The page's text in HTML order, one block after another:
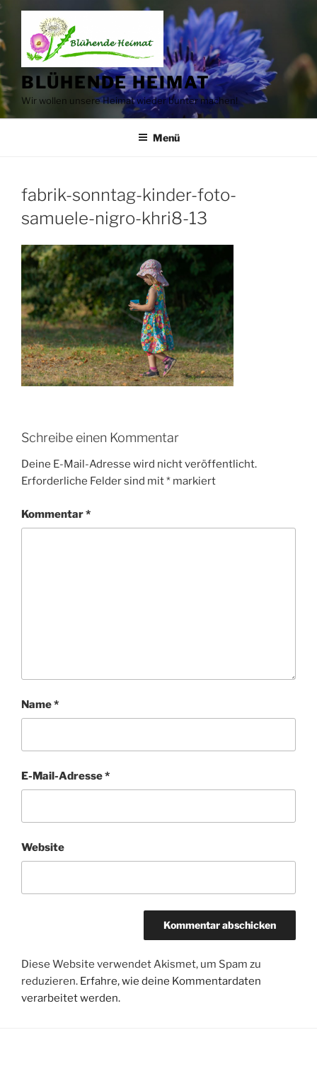
Zum
Inhalt
springen
BLÜHENDE HEIMAT
Wir wollen unsere Heimat wieder bunter machen!
Menü
fabrik-sonntag-kinder-foto-
samuele-nigro-khri8-13
Schreibe einen Kommentar
Deine E-Mail-Adresse wird nicht veröffentlicht.
Erforderliche Felder sind mit* markiert
Kommentar*
Name*
E-Mail-Adresse*
Website
Diese Website verwendet Akismet, um Spam zu
reduzieren. Erfahre, wie deine Kommentardaten
verarbeitet werden.